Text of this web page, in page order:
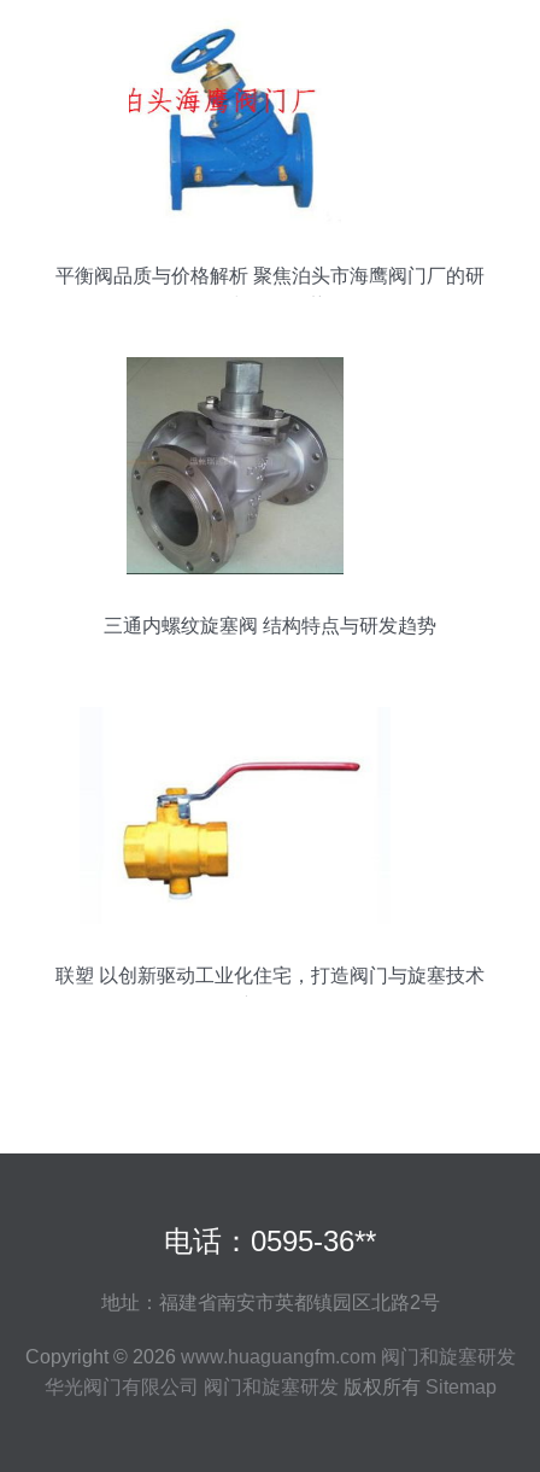
平衡阀品质与价格解析 聚焦泊头市海鹰阀门厂的研
三通内螺纹旋塞阀 结构特点与研发趋势
联塑 以创新驱动工业化住宅，打造阀门与旋塞技术
电话：0595-36**
地址：福建省南安市英都镇园区北路2号
Copyright © 2026 www.huaguangfm.com 阀门和旋塞研发
华光阀门有限公司 阀门和旋塞研发 版权所有 Sitemap